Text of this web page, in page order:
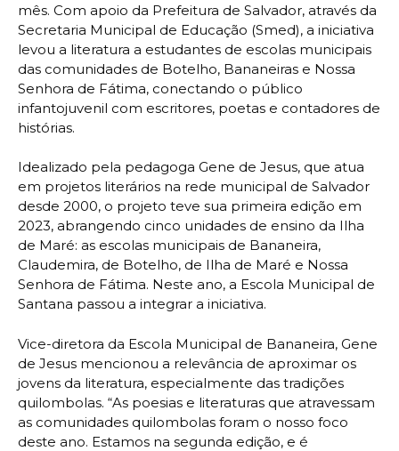
mês. Com apoio da Prefeitura de Salvador, através da
Secretaria Municipal de Educação (Smed), a iniciativa
levou a literatura a estudantes de escolas municipais
das comunidades de Botelho, Bananeiras e Nossa
Senhora de Fátima, conectando o público
infantojuvenil com escritores, poetas e contadores de
histórias.
Idealizado pela pedagoga Gene de Jesus, que atua
em projetos literários na rede municipal de Salvador
desde 2000, o projeto teve sua primeira edição em
2023, abrangendo cinco unidades de ensino da Ilha
de Maré: as escolas municipais de Bananeira,
Claudemira, de Botelho, de Ilha de Maré e Nossa
Senhora de Fátima. Neste ano, a Escola Municipal de
Santana passou a integrar a iniciativa.
Vice-diretora da Escola Municipal de Bananeira, Gene
de Jesus mencionou a relevância de aproximar os
jovens da literatura, especialmente das tradições
quilombolas. “As poesias e literaturas que atravessam
as comunidades quilombolas foram o nosso foco
deste ano. Estamos na segunda edição, e é